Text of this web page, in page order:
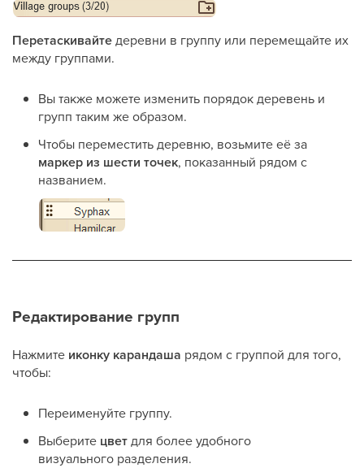
Перетаскивайтедеревни в группу или перемещайте их
между группами.
Вы также можете изменить порядок деревень и
групп таким же образом.
Чтобы переместить деревню, возьмите её за
маркер из шести точек, показанный рядом с
названием.
Редактирование групп
Нажмите иконку карандаша рядом с группой для того,
чтобы:
Переименуйте группу.
Выберите цветдля более удобного
визуального разделения.